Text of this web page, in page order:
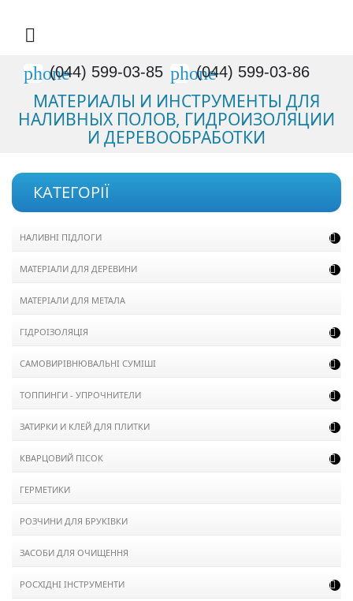

phone
(044) 599-03-85 phone
(044) 599-03-86
МАТЕРИАЛЫ И ИНСТРУМЕНТЫ ДЛЯ
НАЛИВНЫХ ПОЛОВ, ГИДРОИЗОЛЯЦИИ
И ДЕРЕВООБРАБОТКИ
КАТЕГОРІЇ
НАЛИВНІ ПІДЛОГИ 
МАТЕРІАЛИ ДЛЯ ДЕРЕВИНИ 
МАТЕРІАЛИ ДЛЯ МЕТАЛА
ГІДРОІЗОЛЯЦІЯ 
САМОВИРІВНЮВАЛЬНІ СУМІШІ 
ТОППИНГИ - УПРОЧНИТЕЛИ 
ЗАТИРКИ И КЛЕЙ ДЛЯ ПЛИТКИ 
КВАРЦОВИЙ ПІСОК 
ГЕРМЕТИКИ
РОЗЧИНИ ДЛЯ БРУКІВКИ
ЗАСОБИ ДЛЯ ОЧИЩЕННЯ
РОСХІДНІ ІНСТРУМЕНТИ 